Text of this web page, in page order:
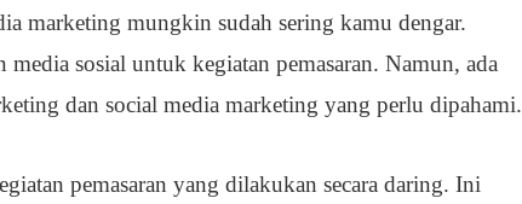
marketing mungkin sudah sering kamu dengar.
sosial untuk kegiatan pemasaran. Namun, ada
dan social media marketing yang perlu dipahami.
pemasaran yang dilakukan secara daring. Ini